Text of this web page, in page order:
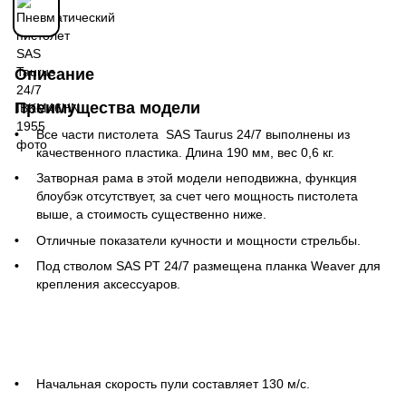
Описание
Преимущества модели
Все части пистолета SAS Taurus 24/7 выполнены из
качественного пластика. Длина 190 мм, вес 0,6 кг.
Затворная рама в этой модели неподвижна, функция
блоубэк отсутствует, за счет чего мощность пистолета
выше, а стоимость существенно ниже.
Отличные показатели кучности и мощности стрельбы.
Под стволом SAS PT 24/7 размещена планка Weaver для
крепления аксессуаров.
Начальная скорость пули составляет 130 м/с.